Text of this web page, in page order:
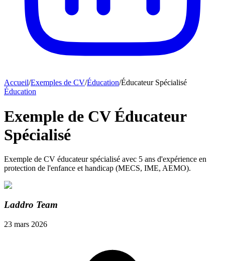
Accueil/Exemples de CV/Éducation/Éducateur Spécialisé
Éducation
Exemple de CV Éducateur
Spécialisé
Exemple de CV éducateur spécialisé avec 5 ans d'expérience en
protection de l'enfance et handicap (MECS, IME, AEMO).
Laddro Team
23 mars 2026